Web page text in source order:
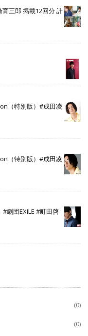
育三郎 掲載12回分 計
（特別版）#成田凌
（特別版）#成田凌
#劇団EXILE #町田啓
(0)
(0)